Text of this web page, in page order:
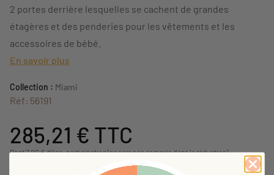
2 portes derrière lesquelles se cachent de grandes
étagères et des penderies pour les vêtements et les
accessoires de bébé.
En savoir plus
Collection : Miami
Réf: 56191
285,21 € TTC
Dont 7,00 € d'éco-participation (ne sera pas compris dans la réduction)